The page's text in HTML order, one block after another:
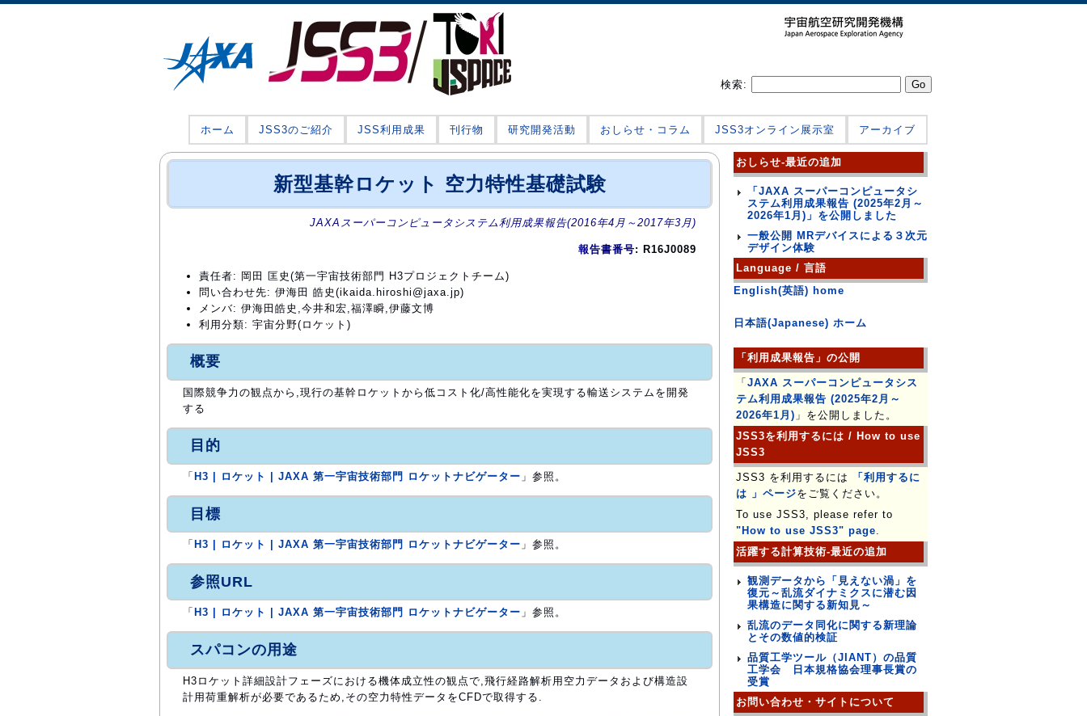
検索:
ホーム JSS3のご紹介 JSS利用成果 刊行物 研究開発活動 おしらせ・コラム JSS3オンライン展示室 アーカイブ
新型基幹ロケット 空力特性基礎試験
JAXAスーパーコンピュータシステム利用成果報告(2016年4月～2017年3月)
報告書番号: R16J0089
責任者: 岡田 匡史(第一宇宙技術部門 H3プロジェクトチーム)
問い合わせ先: 伊海田 皓史(ikaida.hiroshi@jaxa.jp)
メンバ: 伊海田皓史,今井和宏,福澤瞬,伊藤文博
利用分類: 宇宙分野(ロケット)
概要
国際競争力の観点から,現行の基幹ロケットから低コスト化/高性能化を実現する輸送システムを開発
する
目的
「 H3 | ロケット | JAXA 第一宇宙技術部門 ロケットナビゲーター 」参照。
目標
「 H3 | ロケット | JAXA 第一宇宙技術部門 ロケットナビゲーター 」参照。
参照URL
「 H3 | ロケット | JAXA 第一宇宙技術部門 ロケットナビゲーター 」参照。
スパコンの用途
H3ロケット詳細設計フェーズにおける機体成立性の観点で,飛行経路解析用空力データおよび構造設
計用荷重解析が必要であるため,その空力特性データをCFDで取得する.
おしらせ-最近の追加
「JAXA スーパーコンピュータシ
ステム利用成果報告 (2025年2月～
2026年1月)」を公開しました
一般公開 MRデバイスによる３次元
デザイン体験
Language / 言語
English(英語) home
日本語(Japanese) ホーム
「利用成果報告」の公開
「 JAXA スーパーコンピュータシス
テム利用成果報告 (2025年2月～
2026年1月) 」を公開しました。
JSS3を利用するには / How to use
JSS3
JSS3 を利用するには
「利用するに
は 」ページをご覧ください。
To use JSS3, please refer to
"How to use JSS3" page.
活躍する計算技術-最近の追加
観測データから「見えない渦」を
復元～乱流ダイナミクスに潜む因
果構造に関する新知見～
乱流のデータ同化に関する新理論
とその数値的検証
品質工学ツール（JIANT）の品質
工学会 日本規格協会理事長賞の
受賞
お問い合わせ・サイトについて